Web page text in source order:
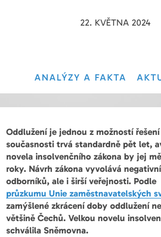
22. KVĚTNA 2024
ANALÝZY A FAKTA
Oddlužení je jednou z možností
současnosti trvá standardně pět let,
novela insolvenčního zákona by jej
roky. Návrh zákona vyvolává
odborníků, ale i širší veřejnosti. Podle
průzkumu Unie zaměstnavatelských
zamýšlené zkrácení doby oddlužení
většině Čechů. Velkou novelu
schválila Sněmovna.